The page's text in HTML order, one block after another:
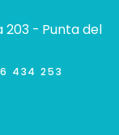
203 - Punta del
434 253